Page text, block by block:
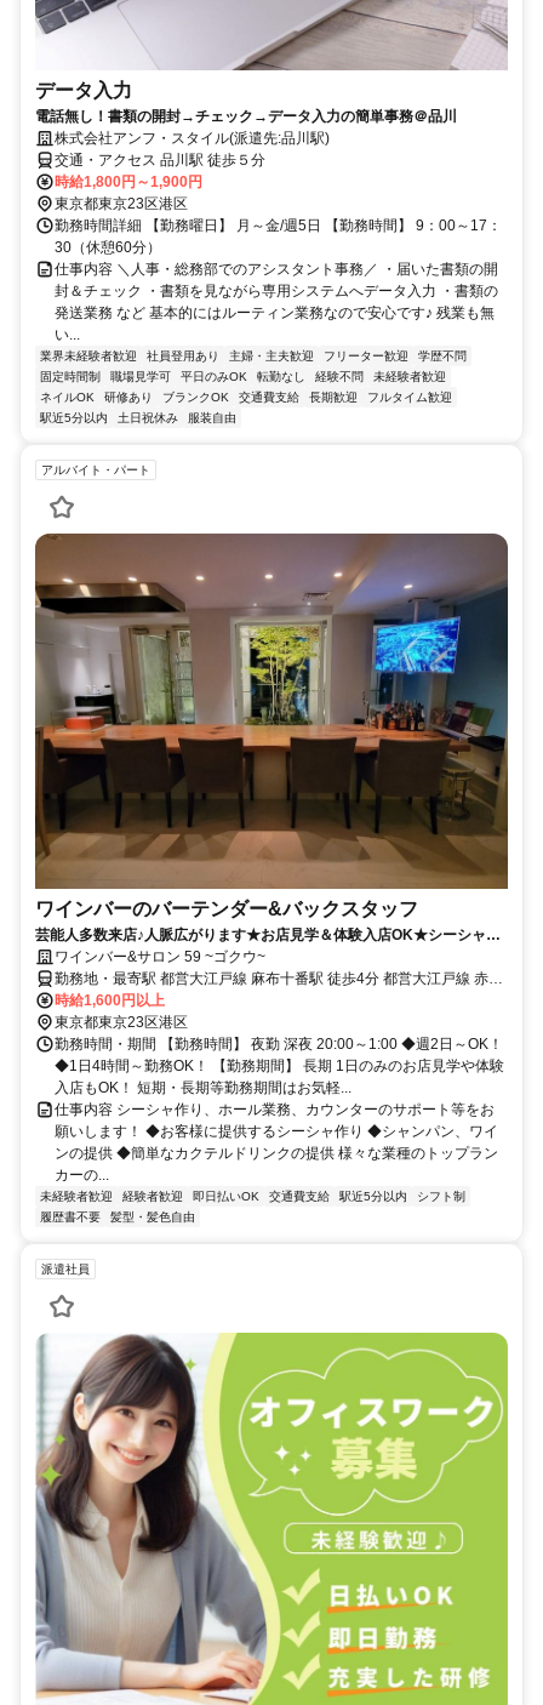
データ入力
電話無し！書類の開封→チェック→データ入力の簡単事務＠品川
株式会社アンフ・スタイル(派遣先:品川駅)
交通・アクセス 品川駅 徒歩５分
時給1,800円～1,900円
東京都東京23区港区
勤務時間詳細 【勤務曜日】 月～金/週5日 【勤務時間】 9：00～17：
30（休憩60分）
仕事内容 ＼人事・総務部でのアシスタント事務／ ・届いた書類の開
封＆チェック ・書類を見ながら専用システムへデータ入力 ・書類の
発送業務 など 基本的にはルーティン業務なので安心です♪ 残業も無
い...
業界未経験者歓迎 社員登用あり 主婦・主夫歓迎 フリーター歓迎
学歴不問
固定時間制
職場見学可 平日のみOK 転勤なし 経験不問
未経験者歓迎
ネイルOK
研修あり ブランクOK 交通費支給 長期歓迎
フルタイム歓迎
駅近5分以内
土日祝休み 服装自由
アルバイト・パート
ワインバーのバーテンダー&バックスタッフ
芸能人多数来店♪人脈広がります★お店見学＆体験入店OK★シーシャあ
り★日払いOK★1日4時間～OK！
ワインバー&サロン 59 ~ゴクウ~
勤務地・最寄駅 都営大江戸線 麻布十番駅 徒歩4分 都営大江戸線 赤羽
橋駅 徒歩12分 東京メトロ日比谷線 六本木駅 徒歩18分
時給1,600円以上
東京都東京23区港区
勤務時間・期間 【勤務時間】 夜勤 深夜 20:00～1:00 ◆週2日～OK！
◆1日4時間～勤務OK！ 【勤務期間】 長期 1日のみのお店見学や体験
入店もOK！ 短期・長期等勤務期間はお気軽...
仕事内容 シーシャ作り、ホール業務、カウンターのサポート等をお
願いします！ ◆お客様に提供するシーシャ作り ◆シャンパン、ワイ
ンの提供 ◆簡単なカクテルドリンクの提供 様々な業種のトップラン
カーの...
未経験者歓迎 経験者歓迎 即日払いOK 交通費支給 駅近5分以内
シフト制
履歴書不要
髪型・髪色自由
派遣社員